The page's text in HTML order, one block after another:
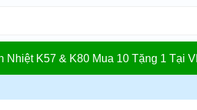
Nhiệt K57 & K80 Mua 10 Tặng 1 Tại